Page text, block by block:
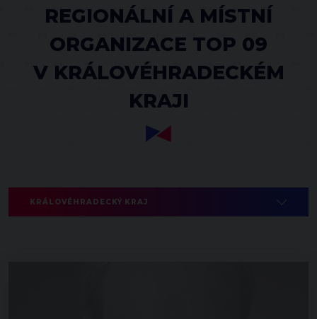
REGIONÁLNÍ A MÍSTNÍ
ORGANIZACE TOP 09
V KRÁLOVÉHRADECKÉM
KRAJI
KRÁLOVÉHRADECKÝ KRAJ